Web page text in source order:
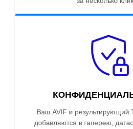
Ваш AVIF и результирующий
добавляются в галерею,